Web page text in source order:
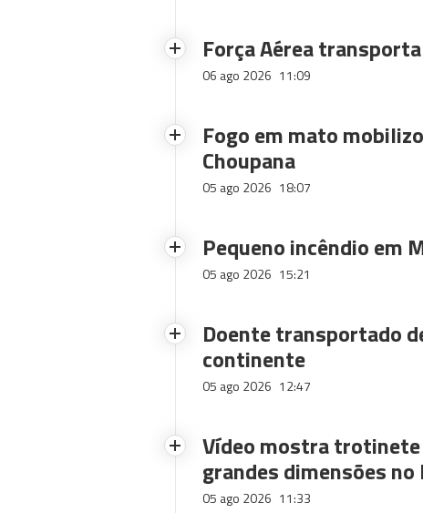
Força Aérea
06 ago 2026 11:09
Fogo em mato
Choupana
05 ago 2026 18:07
Pequeno incêndio em
05 ago 2026 15:21
Doente transportado
continente
05 ago 2026 12:47
Vídeo mostra
grandes dimensões no
05 ago 2026 11:33